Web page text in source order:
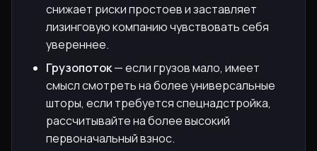
снижает риски простоев и заставляет
лизинговую компанию чувствовать себя
увереннее.
Грузопоток— если грузов мало, имеет
смысл смотреть на более универсальные
шторы, если требуется спецнадстройка,
рассчитывайте на более высокий
первоначальный взнос.